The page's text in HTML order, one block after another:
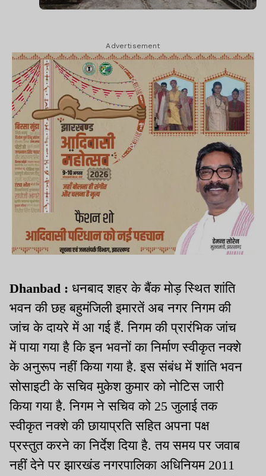
Advertisement
Dhanbad : धनबाद शहर के बैंक मोड़ स्थित शांति
भवन की छह बहुमंजिली इमारतें अब नगर निगम की
जांच के दायरे में आ गई हैं. निगम की प्रारंभिक जांच
में पाया गया है कि इन भवनों का निर्माण स्वीकृत नक्शे
के अनुरूप नहीं किया गया है. इस संबंध में शांति भवन
सोसाइटी के सचिव मुकेश कुमार को नोटिस जारी
किया गया है. निगम ने सचिव को 25 जुलाई तक
स्वीकृत नक्शे की छायाप्रति सहित अपना पक्ष
प्रस्तुत करने का निर्देश दिया है. तय समय पर जवाब
नहीं देने पर झारखंड नगरपालिका अधिनियम 2011